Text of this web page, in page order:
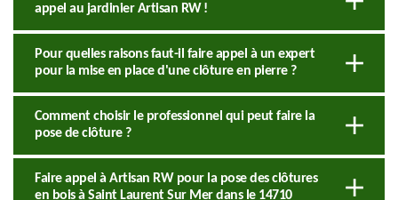
appel au jardinier Artisan RW !
Pour quelles raisons faut-il faire appel à un expert
pour la mise en place d'une clôture en pierre ?
Comment choisir le professionnel qui peut faire la
pose de clôture ?
Faire appel à Artisan RW pour la pose des clôtures
en bois à Saint Laurent Sur Mer dans le 14710